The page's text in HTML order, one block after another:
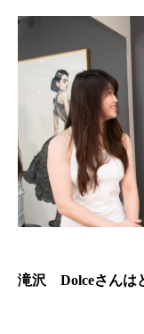
滝沢 Dolceさんは